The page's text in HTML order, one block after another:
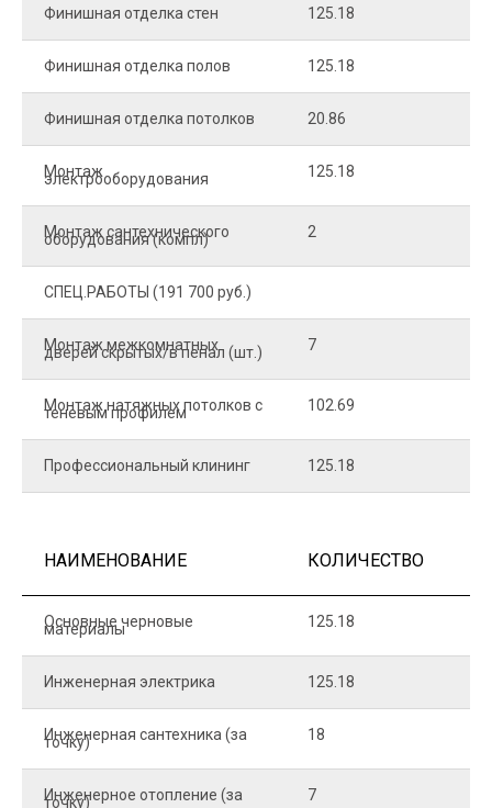
Финишная отделка стен 125.18
Финишная отделка полов 125.18
Финишная отделка потолков 20.86
Монтаж
электрооборудования 125.18
Монтаж сантехнического
оборудования (компл) 2
СПЕЦ.РАБОТЫ (191 700 руб.)
Монтаж межкомнатных
дверей скрытых/в пенал (шт.) 7
Монтаж натяжных потолков с
теневым профилем 102.69
Профессиональный клининг 125.18
НАИМЕНОВАНИЕ КОЛИЧЕСТВО
Основные черновые
материалы 125.18
Инженерная электрика 125.18
Инженерная сантехника (за
точку) 18
Инженерное отопление (за
точку) 7